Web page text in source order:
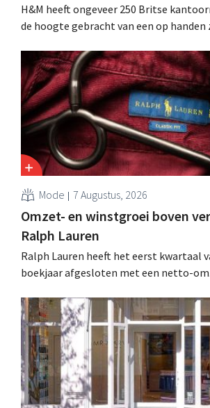
H&M heeft ongeveer 250 Britse
de hoogte gebracht van een op handen
sanering volgt op eerdere ingrepen in
en Spanje waarbij al honderden jobs
Mode 7 Augustus, 2026
Omzet- en winstgroei boven
Ralph Lauren
Ralph Lauren heeft het eerst kwartaal
boekjaar afgesloten met een netto-
is dan een jaar eerder. Na die beter dan
verhoogt het bedrijf ook zijn
volledige boekjaar.